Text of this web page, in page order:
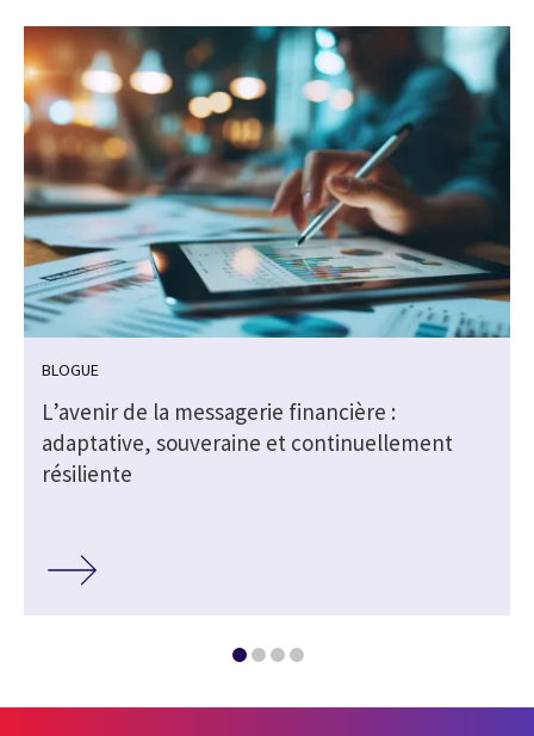
BLOGUE
L’avenir de la messagerie financière :
adaptative, souveraine et continuellement
résiliente